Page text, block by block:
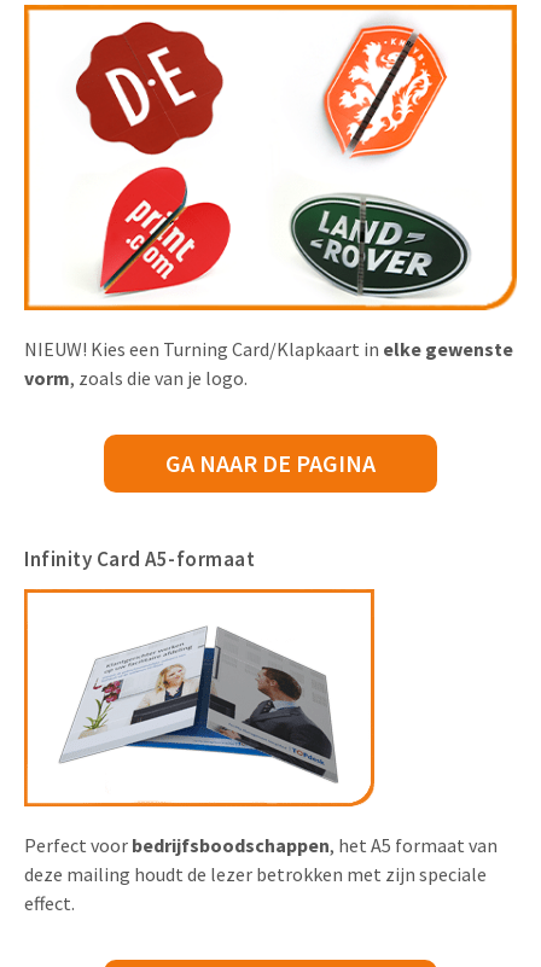
NIEUW! Kies een Turning Card/Klapkaart in elke gewenste
vorm, zoals die van je logo.
GA NAAR DE PAGINA
Infinity Card A5-formaat
Perfect voor bedrijfsboodschappen, het A5 formaat van
deze mailing houdt de lezer betrokken met zijn speciale
effect.